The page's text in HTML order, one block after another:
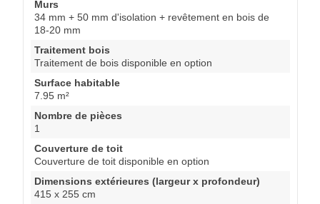
Murs
34 mm + 50 mm d'isolation + revêtement en bois de
18-20 mm
Traitement bois
Traitement de bois disponible en option
Surface habitable
7.95 m²
Nombre de pièces
1
Couverture de toit
Couverture de toit disponible en option
Dimensions extérieures (largeur x profondeur)
415 x 255 cm